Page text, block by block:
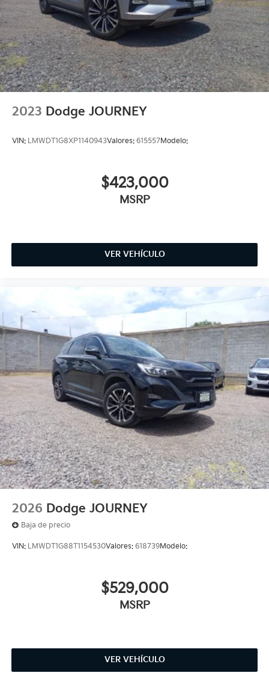
2023 Dodge JOURNEY
VIN: LMWDT1G8XP1140943Valores: 615557Modelo:
$423,000
MSRP
VER VEHÍCULO
2026 Dodge JOURNEY
Baja de precio
VIN: LMWDT1G88T1154530Valores: 618739Modelo:
$529,000
MSRP
VER VEHÍCULO